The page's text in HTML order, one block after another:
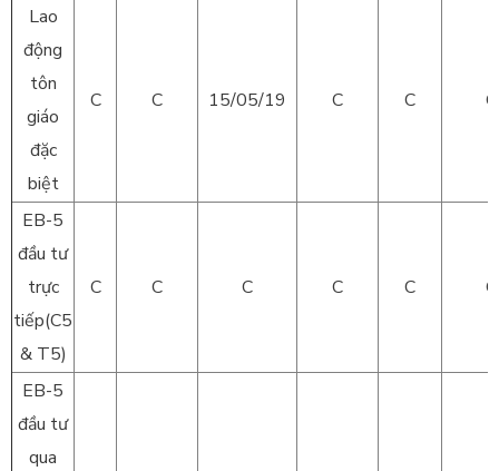
Lao
động
tôn
giáo
đặc
biệt
C C 15/05/19 C C C
EB-5
đầu tư
trực
tiếp(C5
& T5)
C C C C C C
EB-5
đầu tư
qua